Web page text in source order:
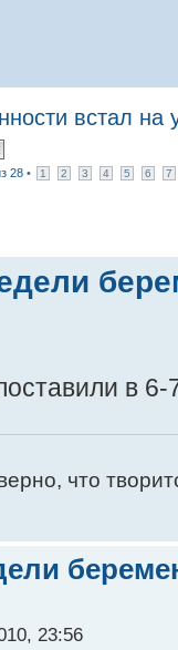
встал на
28 • 1 2 3 4 5 6 7
в 6-
что
23:56